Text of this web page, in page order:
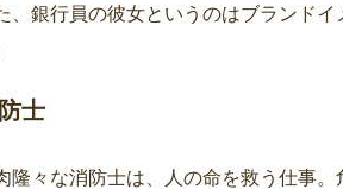
、銀行員の彼女というのはブランド
士
隆々な消防士は、人の命を救う仕事